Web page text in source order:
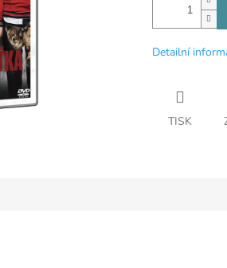
Detailní
TISK